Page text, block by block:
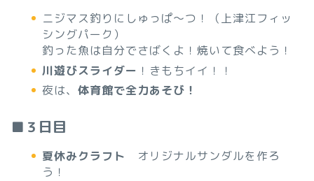
ニジマス釣りにしゅっぱ～つ！（上津江フィッ
シングパーク）
釣った魚は自分でさばくよ！焼いて食べよう！
川遊びスライダー ！きもちイイ！！
夜は、 体育館で全力あそび！
■３日目
夏休みクラフト オリジナルサンダルを作ろ
う！